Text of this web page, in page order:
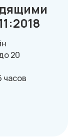
20
часов